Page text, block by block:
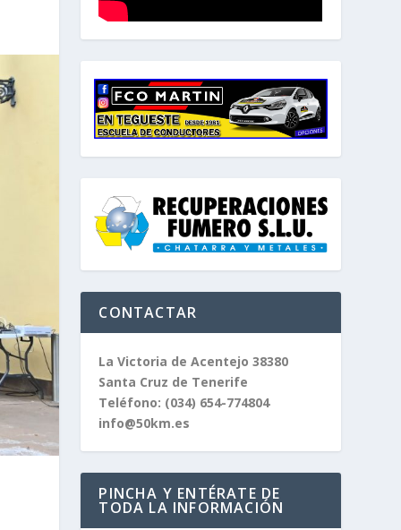
CONTACTAR
La Victoria de Acentejo 38380
Santa Cruz de Tenerife
Teléfono: (034) 654-774804
info@50km.es
PINCHA Y ENTÉRATE DE
TODA LA INFORMACIÓN